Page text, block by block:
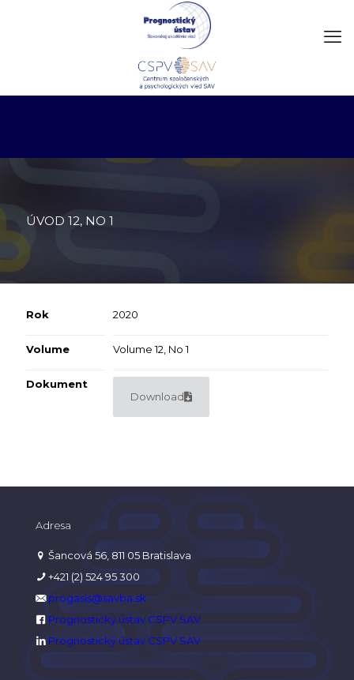
ÚVOD 12, NO 1
Rok 2020
Volume Volume 12, No 1
Dokument
Download
Adresa
Šancová 56, 811 05 Bratislava
+421 (2) 524 95 300
progasis@savba.sk
Prognostický ústav CSPV SAV
Prognostický ústav CSPV SAV